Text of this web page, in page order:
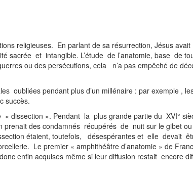
religieuses. En parlant de sa résurrection, Jésus
sacrée et intangible. L’étude de l’anatomie, base de
ou des persécutions, cela n’a pas empêché de
oubliées pendant plus d’un millénaire : par exemple ,
succès.
dissection ». Pendant la plus grande partie du XVI°
des condamnés récupérés de nuit sur le gibet
étaient, toutefois, désespérantes et elle devait
Le premier « amphithéâtre d’anatomie » de
enfin acquises même si leur diffusion restait encore